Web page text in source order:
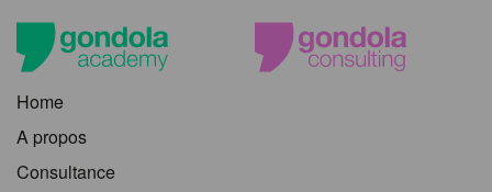
Home
A propos
Consultance